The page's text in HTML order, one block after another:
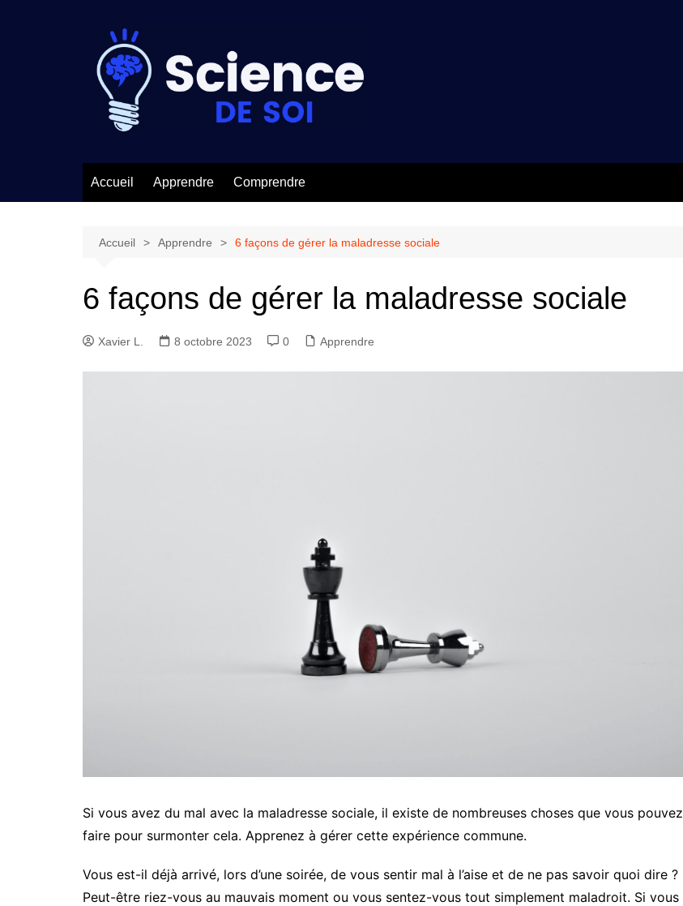
Accueil Apprendre Comprendre
Accueil Apprendre 6 façons de gérer la maladresse sociale
6 façons de gérer la maladresse sociale
Xavier L. 8 octobre 2023 0 Apprendre
Si vous avez du mal avec la maladresse sociale, il existe de nombreuses choses que vous pouvez
faire pour surmonter cela. Apprenez à gérer cette expérience commune.
Vous est-il déjà arrivé, lors d’une soirée, de vous sentir mal à l’aise et de ne pas savoir quoi dire ?
Peut-être riez-vous au mauvais moment ou vous sentez-vous tout simplement maladroit. Si vous